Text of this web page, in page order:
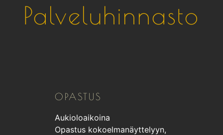
Palveluhinnasto
OPASTUS
Aukioloaikoina
Opastus kokoelmanäyttelyyn,